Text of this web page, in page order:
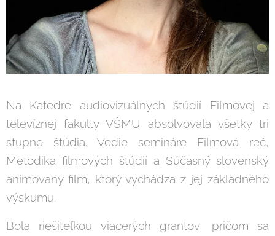
Na Katedre audiovizuálnych štúdií Filmovej a
televíznej fakulty VŠMU absolvovala všetky tri
stupne štúdia. Vedie semináre Filmová reč,
Metodika filmových štúdií a Súčasný slovenský
animovaný film, ktorý vychádza z jej základného
výskumu.
Bola riešiteľkou viacerých grantov, pričom sa